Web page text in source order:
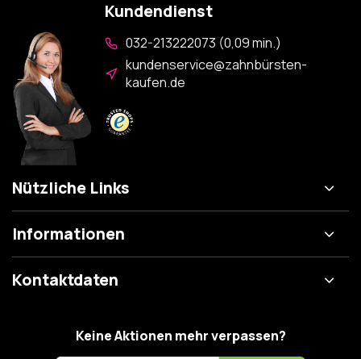
Kundendienst
032-213222073 (0,09 min.)
kundenservice@zahnbürsten-
kaufen.de
Nützliche Links
Informationen
Kontaktdaten
Keine Aktionen mehr verpassen?